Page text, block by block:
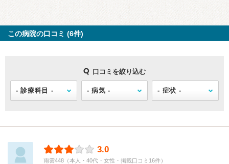
この病院の口コミ (6件)
口コミを絞り込む
3.0
雨雲448（本人・40代・女性・掲載口コミ16件）